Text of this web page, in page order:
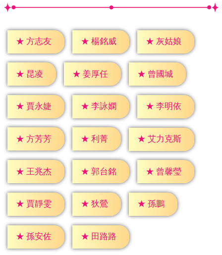
★ 方志友 ★ 楊銘威 ★ 灰姑娘
★ 昆凌 ★ 姜厚任 ★ 曾國城
★ 賈永婕 ★ 李詠嫻 ★ 李明依
★ 方芳芳 ★ 利菁 ★ 艾力克斯
★ 王兆杰 ★ 郭台銘 ★ 曾馨瑩
★ 賈靜雯 ★ 狄鶯 ★ 孫鵬
★ 孫安佐 ★ 田路路